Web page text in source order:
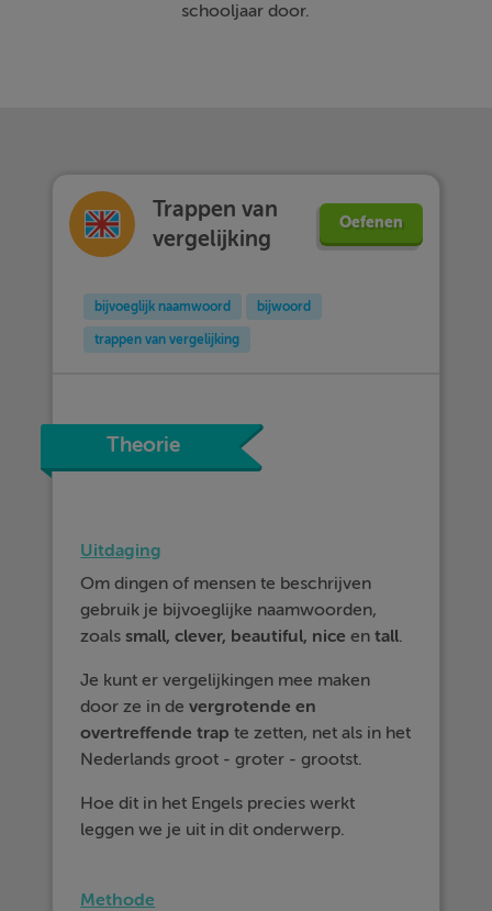
schooljaar door.
Trappen van
vergelijking
Oefenen
bijvoeglijk naamwoord bijwoord
trappen van vergelijking
Theorie
Uitdaging
Om dingen of mensen te beschrijven
gebruik je bijvoeglijke naamwoorden,
zoalssmall,clever, beautiful, nice entall.
Je kunt er vergelijkingen mee maken
door ze in devergrotende en
overtreffende trap te zetten, net als in het
Nederlands groot - groter - grootst.
Hoe dit in het Engels precies werkt
leggen we je uit in dit onderwerp.
Methode